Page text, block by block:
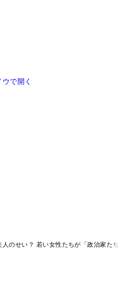
で開く
のせい？ 若い女性たちが「政治家た